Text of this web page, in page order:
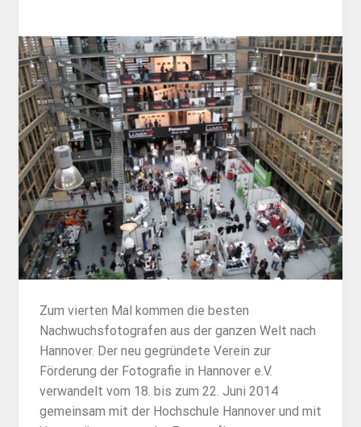
Zum vierten Mal kommen die besten
Nachwuchsfotografen aus der ganzen Welt nach
Hannover. Der neu gegründete Verein zur
Förderung der Fotografie in Hannover e.V.
verwandelt vom 18. bis zum 22. Juni 2014
gemeinsam mit der Hochschule Hannover und mit